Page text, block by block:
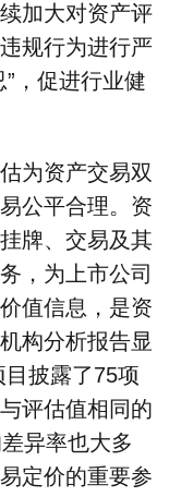
加大对资产评
规行为进行严
，促进行业健
为资产交易双
公平合理。资
牌、交易及其
，为上市公司
值信息，是资
构分析报告显
披露了75项
评估值相同的
异率也大多
定价的重要参